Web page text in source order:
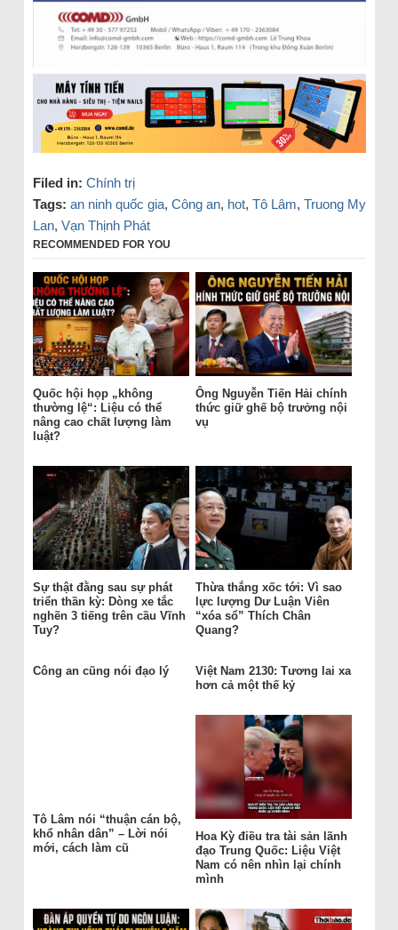
Filed in: Chính trị
Tags: an ninh quốc gia, Công an, hot, Tô Lâm, Truong My
Lan, Vạn Thịnh Phát
RECOMMENDED FOR YOU
Quốc hội họp „không
thường lệ“: Liệu có thể
nâng cao chất lượng làm
luật?
Ông Nguyễn Tiến Hải chính
thức giữ ghế bộ trưởng nội
vụ
Sự thật đằng sau sự phát
triển thần kỳ: Dòng xe tắc
nghẽn 3 tiếng trên cầu Vĩnh
Tuy?
Thừa thắng xốc tới: Vì sao
lực lượng Dư Luận Viên
“xóa sổ” Thích Chân
Quang?
Công an cũng nói đạo lý
Việt Nam 2130: Tương lai xa
hơn cả một thế kỷ
Tô Lâm nói “thuận cán bộ,
khổ nhân dân” – Lời nói
mới, cách làm cũ
Hoa Kỳ điều tra tài sản lãnh
đạo Trung Quốc: Liệu Việt
Nam có nên nhìn lại chính
mình